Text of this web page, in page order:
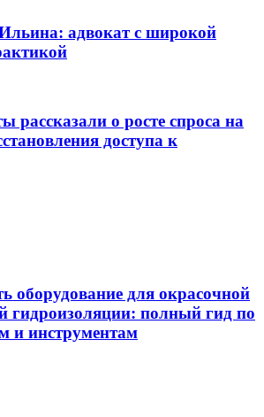
адвокат с широкой
рассказали о росте спроса на
доступа к
оборудование для окрасочной
гидроизоляции: полный гид по
и инструментам